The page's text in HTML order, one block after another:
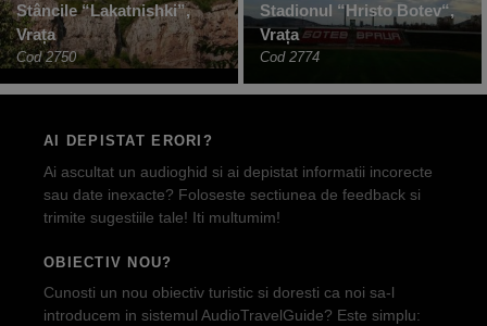
Stâncile “Lakatnishki”,
Vrața
Cod 2750
Stadionul “Hristo Botev“,
Vrața
Cod 2774
AI DEPISTAT ERORI?
Ai ascultat un audioghid si ai depistat informatii incorecte
sau date inexacte? Foloseste sectiunea de feedback si
trimite sugestiile tale! Iti multumim!
OBIECTIV NOU?
Cunosti un nou obiectiv turistic si doresti ca noi sa-l
introducem in sistemul AudioTravelGuide? Este simplu: